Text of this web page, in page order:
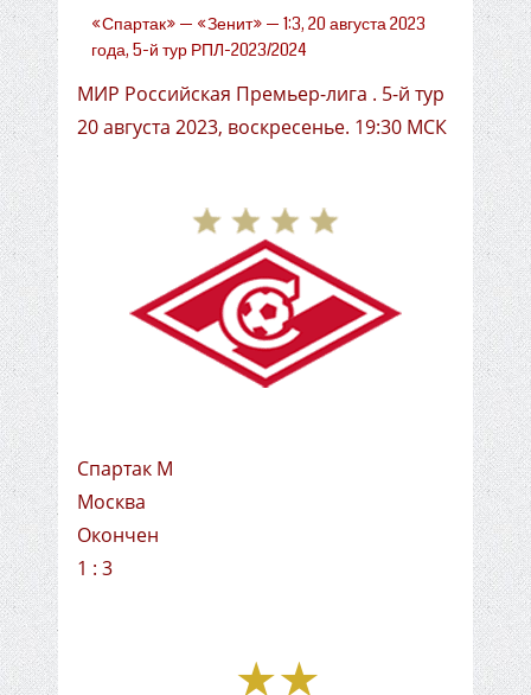
«Спартак» — «Зенит» — 1:3, 20 августа 2023
года, 5-й тур РПЛ-2023/2024
МИР Российская Премьер-лига . 5-й тур
20 августа 2023, воскресенье. 19:30 МСК
Спартак М
Москва
Окончен
1 : 3